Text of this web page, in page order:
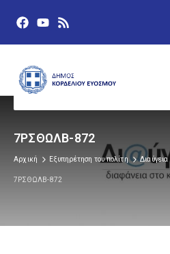
7ΡΣΘΩΛΒ-872
Αρχική Εξυπηρέτηση του πολίτη Διαύγεια
7ΡΣΘΩΛΒ-872